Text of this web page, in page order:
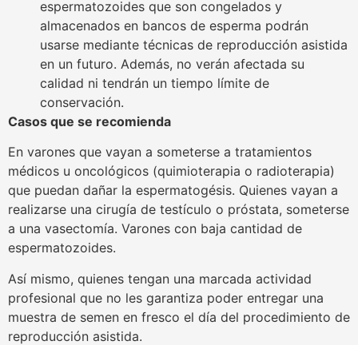
espermatozoides que son congelados y
almacenados en bancos de esperma podrán
usarse mediante técnicas de reproducción asistida
en un futuro. Además, no verán afectada su
calidad ni tendrán un tiempo límite de
conservación.
Casos que se recomienda
En varones que vayan a someterse a tratamientos
médicos u oncológicos (quimioterapia o radioterapia)
que puedan dañar la espermatogésis. Quienes vayan a
realizarse una cirugía de testículo o próstata, someterse
a una vasectomía. Varones con baja cantidad de
espermatozoides.
Así mismo, quienes tengan una marcada actividad
profesional que no les garantiza poder entregar una
muestra de semen en fresco el día del procedimiento de
reproducción asistida.